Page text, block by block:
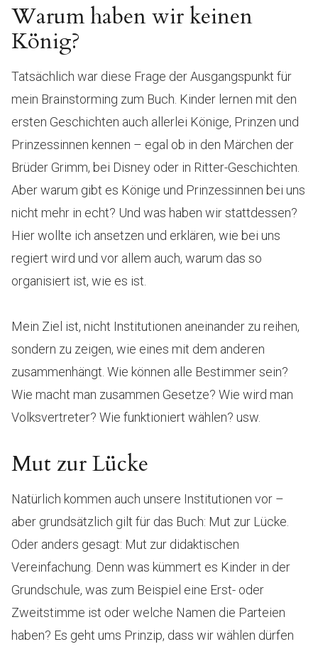
Warum haben wir keinen
König?
Tatsächlich war diese Frage der Ausgangspunkt für
mein Brainstorming zum Buch. Kinder lernen mit den
ersten Geschichten auch allerlei Könige, Prinzen und
Prinzessinnen kennen – egal ob in den Märchen der
Brüder Grimm, bei Disney oder in Ritter-Geschichten.
Aber warum gibt es Könige und Prinzessinnen bei uns
nicht mehr in echt? Und was haben wir stattdessen?
Hier wollte ich ansetzen und erklären, wie bei uns
regiert wird und vor allem auch, warum das so
organisiert ist, wie es ist.
Mein Ziel ist, nicht Institutionen aneinander zu reihen,
sondern zu zeigen, wie eines mit dem anderen
zusammenhängt. Wie können alle Bestimmer sein?
Wie macht man zusammen Gesetze? Wie wird man
Volksvertreter? Wie funktioniert wählen? usw.
Mut zur Lücke
Natürlich kommen auch unsere Institutionen vor –
aber grundsätzlich gilt für das Buch: Mut zur Lücke.
Oder anders gesagt: Mut zur didaktischen
Vereinfachung. Denn was kümmert es Kinder in der
Grundschule, was zum Beispiel eine Erst- oder
Zweitstimme ist oder welche Namen die Parteien
haben? Es geht ums Prinzip, dass wir wählen dürfen